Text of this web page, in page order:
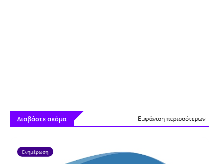
Διαβάστε ακόμα Εμφάνιση περισσότερων
Ενημέρωση